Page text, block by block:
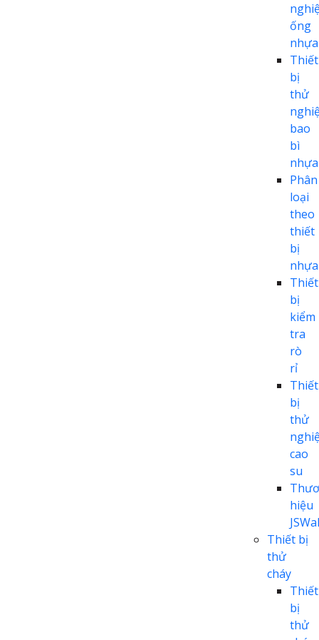
ống
nhựa
Thiết
bị
thử
bao
bì
nhựa
Phân
loại
theo
thiết
bị
nhựa
Thiết
bị
kiểm
tra
rò
rỉ
Thiết
bị
thử
cao
su
hiệu
Thiết bị
thử
cháy
Thiết
bị
thử